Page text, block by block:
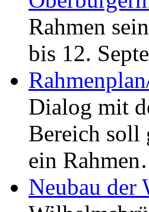
Rahmen
bis 12.
Dialog mit
Bereich soll
ein
Neubau der